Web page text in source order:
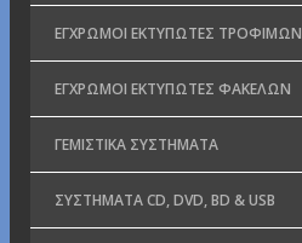
ΈΓΧΡΩΜΟΙ ΕΚΤΥΠΩΤΈΣ ΤΡΟΦΊΜΩΝ
ΈΓΧΡΩΜΟΙ ΕΚΤΥΠΩΤΈΣ ΦΑΚΈΛΩΝ
ΓΕΜΙΣΤΙΚΆ ΣΥΣΤΉΜΑΤΑ
ΣΥΣΤΉΜΑΤΑ CD, DVD, BD & USB